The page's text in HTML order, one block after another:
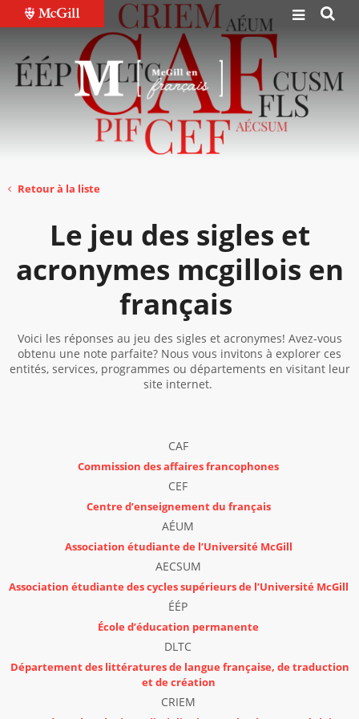
Retour à la liste
Le jeu des sigles et
acronymes mcgillois en
français
Voici les réponses au jeu des sigles et acronymes! Avez-vous
obtenu une note parfaite? Nous vous invitons à explorer ces
entités, services, programmes ou départements en visitant leur
site internet.
CAF
Commission des affaires francophones
CEF
Centre d’enseignement du français
AÉUM
Association étudiante de l’Université McGill
AECSUM
Association étudiante des cycles supérieurs de l’Université McGill
ÉÉP
École d’éducation permanente
DLTC
Département des littératures de langue française, de traduction
et de création
CRIEM